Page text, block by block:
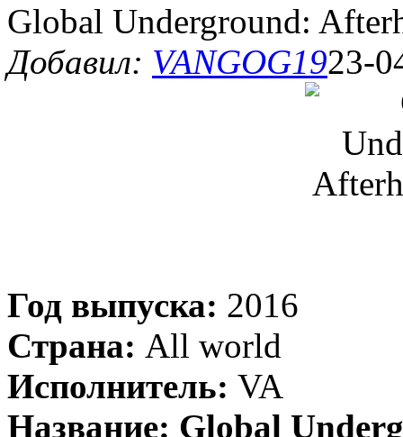
Global Underground:
Добавил: VANGOG1923-
Год выпуска: 2016
Страна: All world
Исполнитель: VA
Название: Global